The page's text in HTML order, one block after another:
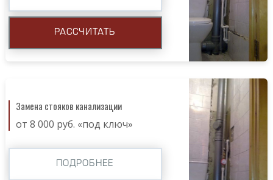
РАССЧИТАТЬ
Замена стояков канализации
от 8 000 руб. «под ключ»
ПОДРОБНЕЕ